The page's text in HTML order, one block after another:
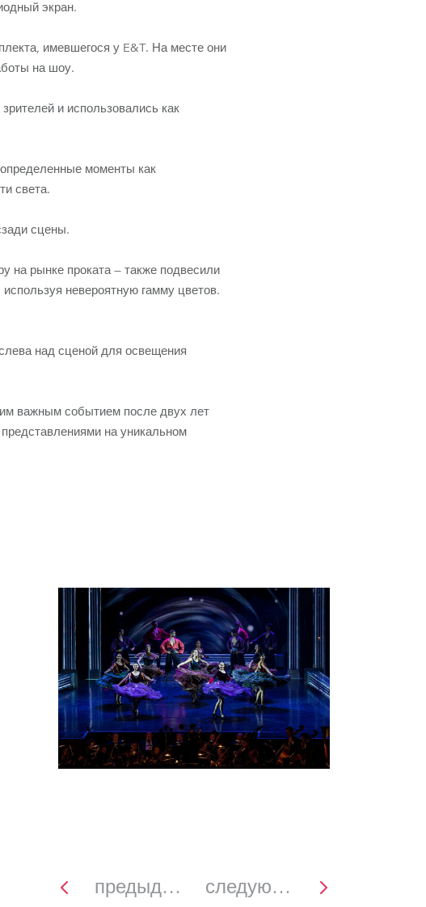
экран.
имевшегося у E&T. На месте они
на шоу.
и использовались как
моменты как
света.
сцены.
на рынке проката — также подвесили
невероятную гамму цветов.
над сценой для освещения
важным событием после двух лет
на уникальном
предыдущее следующее